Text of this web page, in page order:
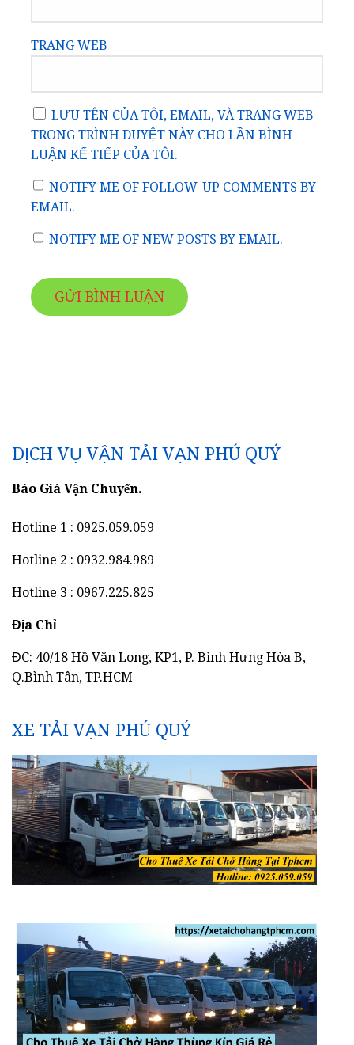
TRANG WEB
LƯU TÊN CỦA TÔI, EMAIL, VÀ TRANG WEB
TRONG TRÌNH DUYỆT NÀY CHO LẦN BÌNH
LUẬN KẾ TIẾP CỦA TÔI.
NOTIFY ME OF FOLLOW-UP COMMENTS BY
EMAIL.
NOTIFY ME OF NEW POSTS BY EMAIL.
DỊCH VỤ VẬN TẢI VẠN PHÚ QUÝ
Báo Giá Vận Chuyển.
Hotline 1 : 0925.059.059
Hotline 2 : 0932.984.989
Hotline 3 : 0967.225.825
Địa Chỉ
ĐC: 40/18 Hồ Văn Long, KP1, P. Bình Hưng Hòa B,
Q.Bình Tân, TP.HCM
XE TẢI VẠN PHÚ QUÝ